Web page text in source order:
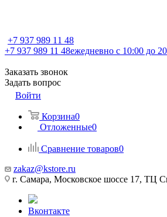
+7 937 989 11 48
+7 937 989 11 48ежедневно с 10:00 до
Заказать звонок
Задать вопрос
Войти
Корзина0
Отложенные0
Сравнение товаров0
zakaz@kstore.ru
г. Самара, Московское шоссе 17, ТЦ
Вконтакте